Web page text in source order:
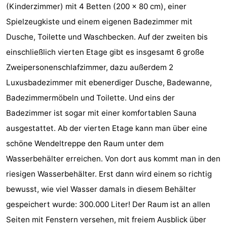
Radfahren
-
Reiten
-
Sportangeln
Essen
trinken
Ausgehen
Veranstaltungen
(Kinderzimmer) mit 4 Betten (200 x 80 cm), einer
Spielzeugkiste und einem eigenen Badezimmer mit
Dusche, Toilette und Waschbecken. Auf der zweiten bis
einschließlich vierten Etage gibt es insgesamt 6 große
Zweipersonenschlafzimmer, dazu außerdem 2
Luxusbadezimmer mit ebenerdiger Dusche, Badewanne,
Badezimmermöbeln und Toilette. Und eins der
Badezimmer ist sogar mit einer komfortablen Sauna
ausgestattet. Ab der vierten Etage kann man über eine
schöne Wendeltreppe den Raum unter dem
Wasserbehälter erreichen. Von dort aus kommt man in den
riesigen Wasserbehälter. Erst dann wird einem so richtig
bewusst, wie viel Wasser damals in diesem Behälter
gespeichert wurde: 300.000 Liter! Der Raum ist an allen
Seiten mit Fenstern versehen, mit freiem Ausblick über